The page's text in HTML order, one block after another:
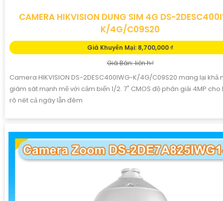
CAMERA HIKVISION DUNG SIM 4G DS-
K/4G/C09S20
Giá Khuyến Mại: 8,700,000 ₫
Giá Bán: liên h₫
Camera HIKVISION DS-2DESC400IWG-K/4G/C09S20 mang lại khả
giám sát mạnh mẽ với cảm biến 1/2. 7" CMOS độ phân giải 4MP cho
rõ nét cả ngày lẫn đêm